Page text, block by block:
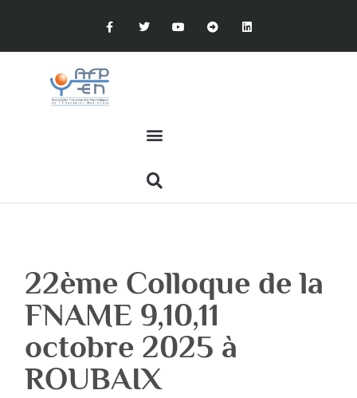
22ème Colloque de la
FNAME 9,10,11
octobre 2025 à
ROUBAIX